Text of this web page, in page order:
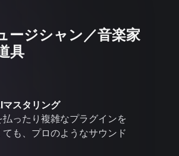
ージシャン／音楽家
具
スタリング
ったり複雑なプラグインを
も、プロのようなサウンド